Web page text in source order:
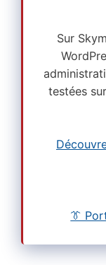
Sur
testées
👔